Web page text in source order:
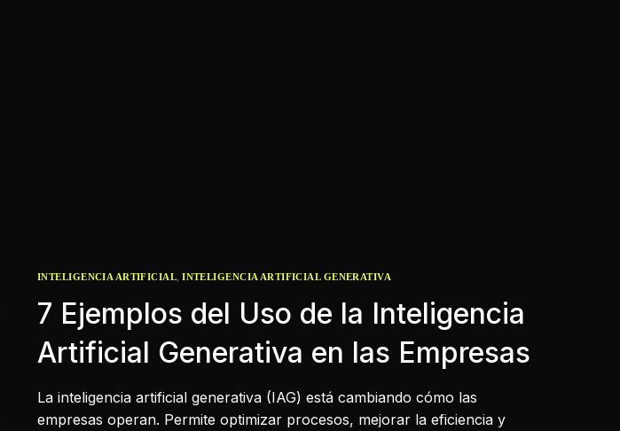
INTELIGENCIA ARTIFICIAL ,INTELIGENCIA ARTIFICIAL GENERATIVA
7 Ejemplos del Uso de la Inteligencia
Artificial Generativa en las Empresas
La inteligencia artificial generativa (IAG) está cambiando cómo las
empresas operan. Permite optimizar procesos, mejorar la eficiencia y